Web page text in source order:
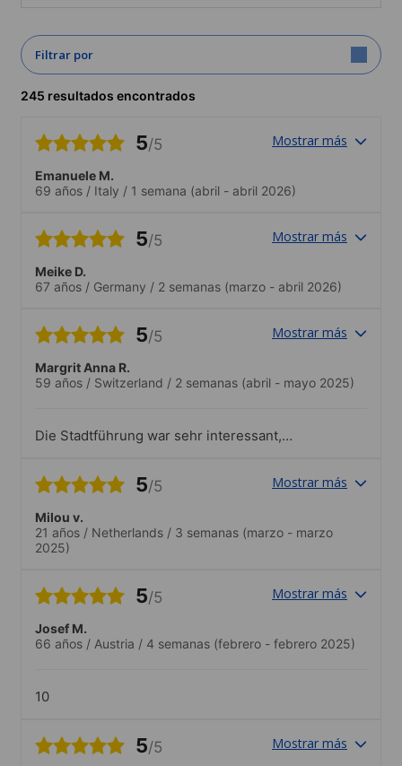
Filtrar por
245 resultados encontrados
5/5 Mostrar más
Emanuele M.
69 años / Italy / 1 semana (abril - abril 2026)
5/5 Mostrar más
Meike D.
67 años / Germany / 2 semanas (marzo - abril 2026)
5/5 Mostrar más
Margrit Anna R.
59 años / Switzerland / 2 semanas (abril - mayo 2025)
Die Stadtführung war sehr interessant,
5/5 Mostrar más
Milou v.
21 años / Netherlands / 3 semanas (marzo - marzo
2025)
5/5 Mostrar más
Josef M.
66 años / Austria / 4 semanas (febrero - febrero 2025)
10
5/5 Mostrar más